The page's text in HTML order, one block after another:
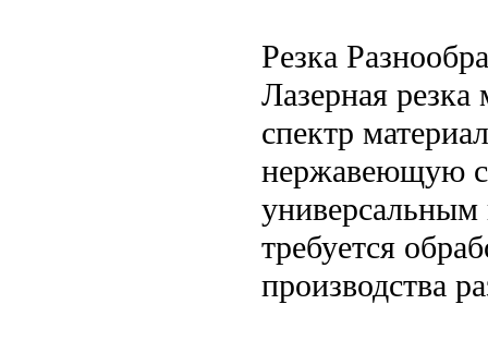
Резка
Лазерная
спектр
нержавеющую
требуется
производства